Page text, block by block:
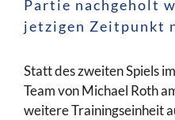
Partie nachgeholt
jetzigen Zeitpunkt
Statt des zweiten Spiels
Team von Michael Roth
weitere Trainingseinheit